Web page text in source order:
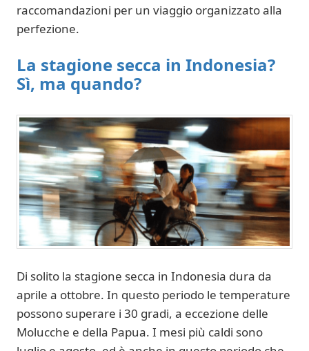
raccomandazioni per un viaggio organizzato alla
perfezione.
La stagione secca in Indonesia?
Sì, ma quando?
Di solito la stagione secca in Indonesia dura da
aprile a ottobre. In questo periodo le temperature
possono superare i 30 gradi, a eccezione delle
Molucche e della Papua. I mesi più caldi sono